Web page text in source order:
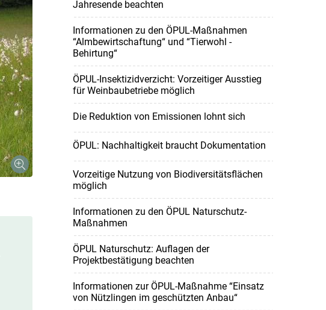
Jahresende beachten
Informationen zu den ÖPUL-Maßnahmen
“Almbewirtschaftung“ und “Tierwohl -
Behirtung“
ÖPUL-Insektizidverzicht: Vorzeitiger Ausstieg
für Weinbaubetriebe möglich
Die Reduktion von Emissionen lohnt sich
ÖPUL: Nachhaltigkeit braucht Dokumentation
Vorzeitige Nutzung von Biodiversitätsflächen
möglich
Informationen zu den ÖPUL Naturschutz-
Maßnahmen
ÖPUL Naturschutz: Auflagen der
Projektbestätigung beachten
Informationen zur ÖPUL-Maßnahme “Einsatz
von Nützlingen im geschützten Anbau“